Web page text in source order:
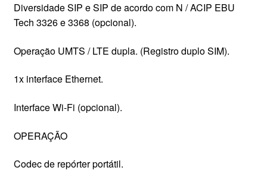
Diversidade SIP e SIP de acordo com N / ACIP EBU
Tech 3326 e 3368 (opcional).
Operação UMTS / LTE dupla. (Registro duplo SIM).
1x interface Ethernet.
Interface Wi-Fi (opcional).
OPERAÇÃO
Codec de repórter portátil.